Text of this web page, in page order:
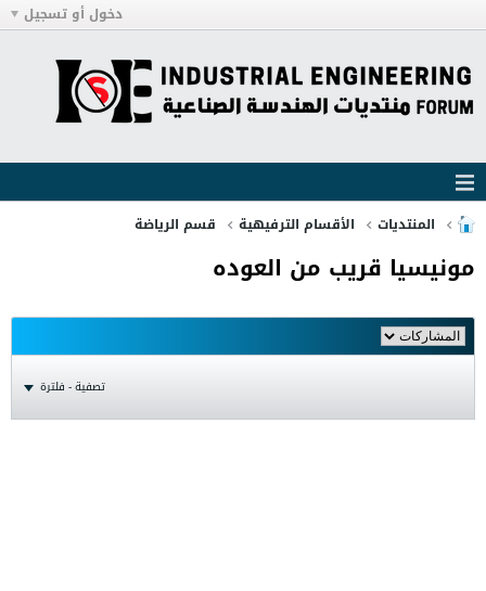
دخول أو تسجيل
المنتديات الأقسام الترفيهية قسم الرياضة
مونيسيا قريب من العوده
تصفية - فلترة